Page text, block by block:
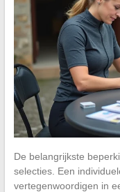
De belangrijkste
selecties. Een
vertegenwoordigen in